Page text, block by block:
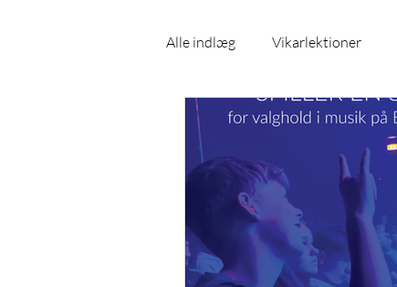
Alle indlæg Vikarlektioner